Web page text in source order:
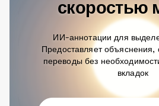
скоростью
ИИ-аннотации для
Предоставляет объяснения,
переводы без
вкладок